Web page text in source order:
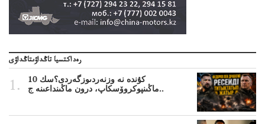
رەداكتسيا تاڭداۋىتاڭداۋى
10 كۇندە نە وزنەردىوزگەردى؟سك
ماڭىنپوكروۆسكاپ، درون ماڭىنداعىنە ج..